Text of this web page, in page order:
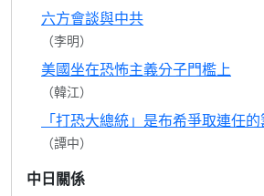
六方會談與中共
（李明）
美國坐在恐怖主義分子門檻上
（韓江）
「打恐大總統」是布希爭取連任
（譚中）
中日關係